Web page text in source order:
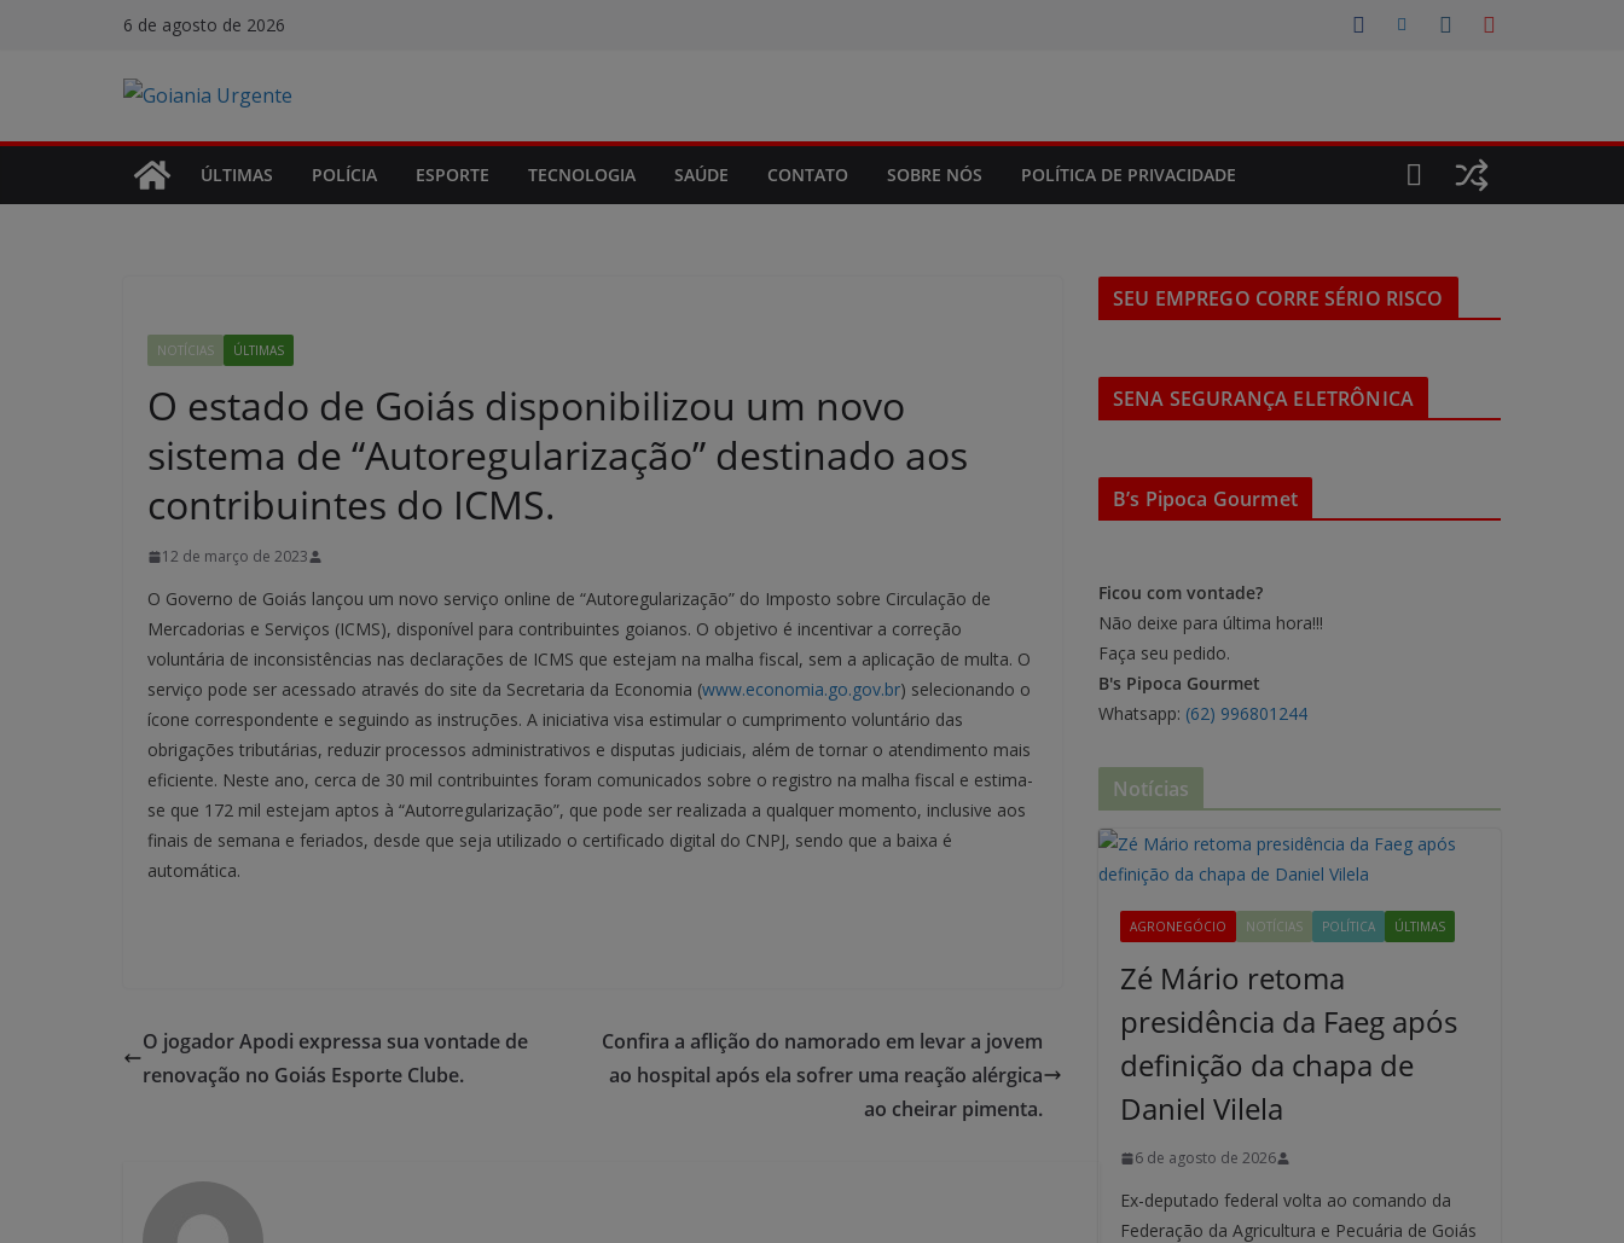
6 de agosto de 2026
ÚLTIMAS POLÍCIA ESPORTE TECNOLOGIA SAÚDE CONTATO SOBRE NÓS POLÍTICA DE PRIVACIDADE
NOTÍCIAS ÚLTIMAS
O estado de Goiás disponibilizou um novo
sistema de “Autoregularização” destinado aos
contribuintes do ICMS.
12 de março de 2023
O Governo de Goiás lançou um novo serviço online de “Autoregularização” do Imposto sobre Circulação de
Mercadorias e Serviços (ICMS), disponível para contribuintes goianos. O objetivo é incentivar a correção
voluntária de inconsistências nas declarações de ICMS que estejam na malha fiscal, sem a aplicação de multa. O
serviço pode ser acessado através do site da Secretaria da Economia (www.economia.go.gov.br) selecionando o
ícone correspondente e seguindo as instruções. A iniciativa visa estimular o cumprimento voluntário das
obrigações tributárias, reduzir processos administrativos e disputas judiciais, além de tornar o atendimento mais
eficiente. Neste ano, cerca de 30 mil contribuintes foram comunicados sobre o registro na malha fiscal e estima-
se que 172 mil estejam aptos à “Autorregularização”, que pode ser realizada a qualquer momento, inclusive aos
finais de semana e feriados, desde que seja utilizado o certificado digital do CNPJ, sendo que a baixa é
automática.
O jogador Apodi expressa sua vontade de
renovação no Goiás Esporte Clube.
Confira a aflição do namorado em levar a jovem
ao hospital após ela sofrer uma reação alérgica
ao cheirar pimenta.
SEU EMPREGO CORRE SÉRIO RISCO
SENA SEGURANÇA ELETRÔNICA
B’s Pipoca Gourmet
Ficou com vontade?
Não deixe para última hora!!!
Faça seu pedido.
B's Pipoca Gourmet
Whatsapp: (62) 996801244
Notícias
AGRONEGÓCIO NOTÍCIAS POLÍTICA ÚLTIMAS
Zé Mário retoma
presidência da Faeg após
definição da chapa de
Daniel Vilela
6 de agosto de 2026
Ex-deputado federal volta ao comando da
Federação da Agricultura e Pecuária de Goiás